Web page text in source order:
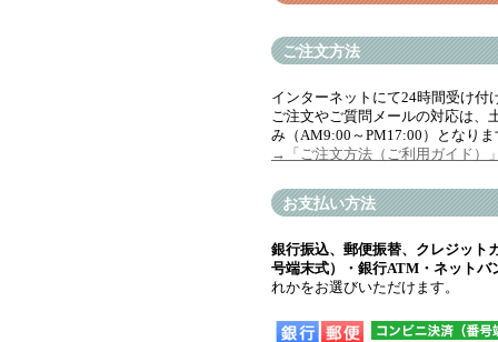
ご注文方法
インターネットにて24時間受け付
ご注文やご質問メールの対応は、
み（AM9:00～PM17:00）となりま
→「ご注文方法（ご利用ガイド）
お支払い方法
銀行振込、郵便振替、クレジット
号端末式）・銀行ATM・ネットバ
れかをお選びいただけます。